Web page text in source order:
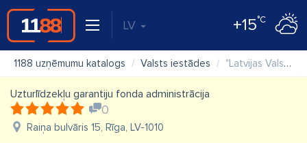
LV +15°C
1188 uzņēmumu katalogs Valsts iestādes "Latvijas Valsts ceļi" VAS, Kurzemes reģiona Kuldīgas nodaļa
Uzturlīdzekļu garantiju fonda administrācija
0
Raiņa bulvāris 15, Rīga, LV-1010